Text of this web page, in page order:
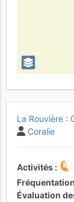
La Rouvière :
Coralie
Activités
Fréquentation
Évaluation